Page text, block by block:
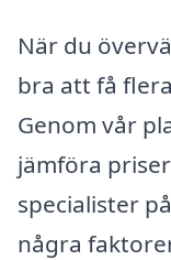
När du
bra att få
Genom vår
jämföra
specialister
några